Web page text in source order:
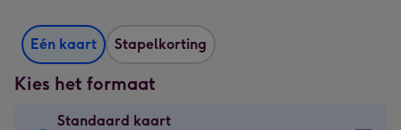
Eén kaart Stapelkorting
Kies het formaat
Standaard kaart